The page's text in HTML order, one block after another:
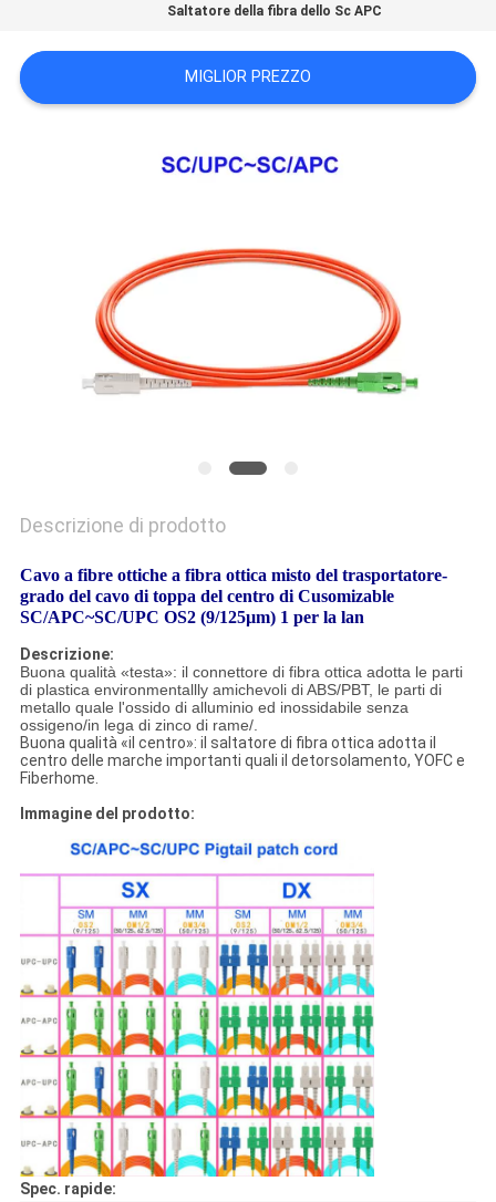
Saltatore della fibra dello Sc APC
MIGLIOR PREZZO
Descrizione di prodotto
Cavo a fibre ottiche a fibra ottica misto del trasportatore-
grado del cavo di toppa del centro di Cusomizable
SC/APC~SC/UPC OS2 (9/125µm) 1 per la lan
Descrizione:
Buona qualità «testa»: il connettore di fibra ottica adotta le parti
di plastica environmentallly amichevoli di ABS/PBT, le parti di
metallo quale l'ossido di alluminio ed inossidabile senza
ossigeno/in lega di zinco di rame/.
Buona qualità «il centro»: il saltatore di fibra ottica adotta il
centro delle marche importanti quali il detorsolamento, YOFC e
Fiberhome.
Immagine del prodotto:
Spec. rapide: